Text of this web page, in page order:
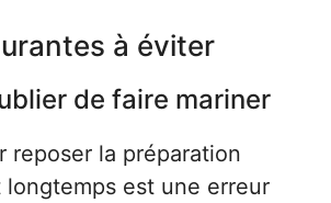
à éviter
de faire mariner
reposer la préparation
longtemps est une erreur